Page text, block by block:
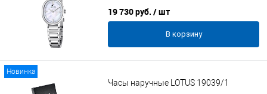
19 730 руб. / шт
В корзину
Новинка
Часы наручные LOTUS 19039/1